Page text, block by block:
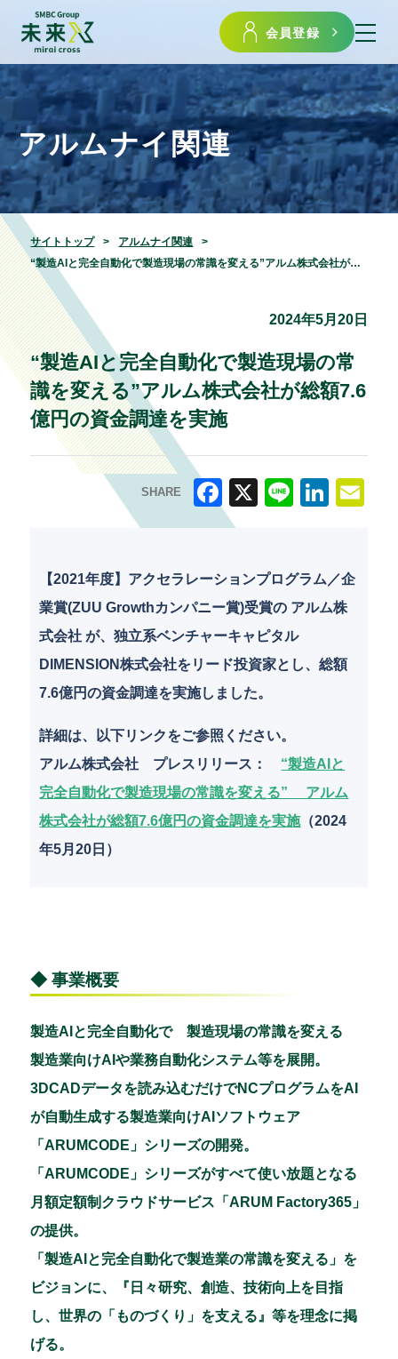
会員登録
アルムナイ関連
サイトトップ
アルムナイ関連
“製造AIと完全自動化で製造現場の常識を変える”アルム株式会社が総額7.6億円の資金調達を実施
2024年5月20日
“製造AIと完全自動化で製造現場の常
識を変える”アルム株式会社が総額7.6
億円の資金調達を実施
SHARE
F
c
e
b
o
o
k
e
k
e
n
ai
【2021年度】アクセラレーションプログラム／企
業賞(ZUU Growthカンパニー賞)受賞の アルム株
式会社 が、独立系ベンチャーキャピタル
DIMENSION株式会社をリード投資家とし、総額
7.6億円の資金調達を実施しました。
詳細は、以下リンクをご参照ください。
アルム株式会社 プレスリリース ： “製造AIと
完全自動化で製造現場の常識を変える” アルム
株式会社が総額7.6億円の資金調達を実施（2024
年5月20日）
◆ 事業概要
製造AIと完全自動化で 製造現場の常識を変える
製造業向けAIや業務自動化システム等を展開。
3DCADデータを読み込むだけでNCプログラムをAI
が自動生成する製造業向けAIソフトウェア
「ARUMCODE」シリーズの開発。
「ARUMCODE」シリーズがすべて使い放題となる
月額定額制クラウドサービス「ARUM Factory365」
の提供。
「製造AIと完全自動化で製造業の常識を変える」を
ビジョンに、『日々研究、創造、技術向上を目指
し、世界の「ものづくり」を支える』等を理念に掲
げる。